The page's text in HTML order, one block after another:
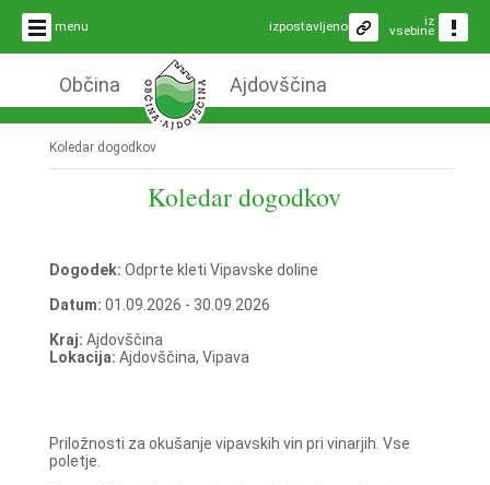
menu iz
vsebine
izpostavljeno
Občina Ajdovščina
Koledar dogodkov
Koledar dogodkov
Dogodek: Odprte kleti Vipavske doline
Datum: 01.09.2026 - 30.09.2026
Kraj: Ajdovščina
Lokacija: Ajdovščina, Vipava
Priložnosti za okušanje vipavskih vin pri vinarjih. Vse
poletje.